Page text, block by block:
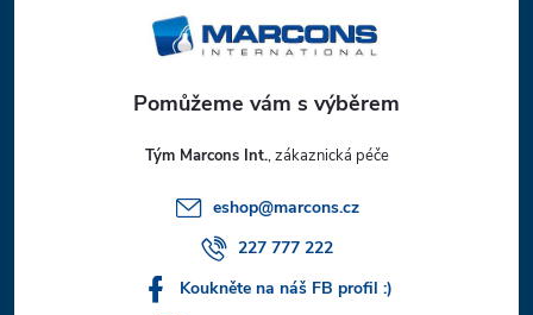
Tým Marcons Int.
eshop@marcons.cz
227 777 222
Koukněte na náš FB profil :)